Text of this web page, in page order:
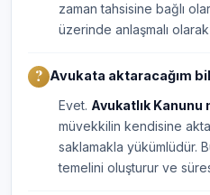
zaman tahsisine bağlı
üzerinde anlaşmalı
Avukata aktaracağım
Evet. Avukatlık Kanunu
müvekkilin kendisine
saklamakla yükümlüdür.
temelini oluşturur ve